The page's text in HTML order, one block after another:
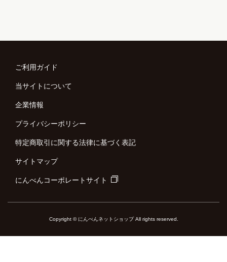
ご利用ガイド
当サイトについて
企業情報
プライバシーポリシー
特定商取引に関する法律に基づく表記
サイトマップ
にんべんコーポレートサイト
Copyright © にんべんネットショップ All rights reserved.